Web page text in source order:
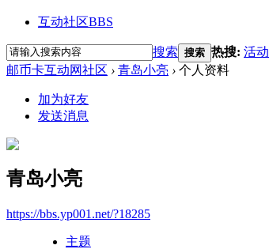
互动社区BBS
搜索 搜索 热搜: 活动
邮币卡互动网社区 › 青岛小亮 › 个人资料
加为好友
发送消息
青岛小亮
https://bbs.yp001.net/?18285
主题